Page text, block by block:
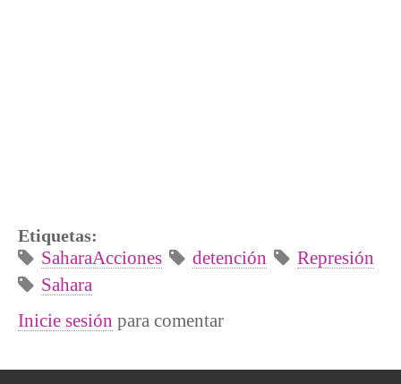
Etiquetas:
SaharaAcciones detención
Represión
Sahara
Inicie sesión para comentar